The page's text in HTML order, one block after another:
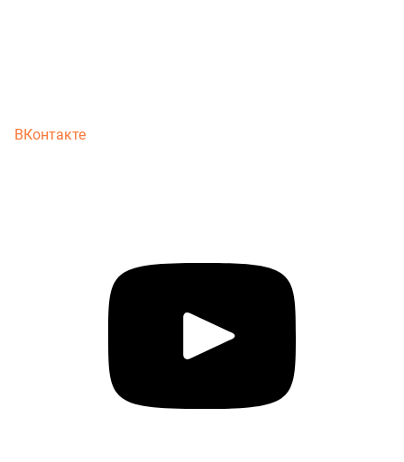
ВКонтакте